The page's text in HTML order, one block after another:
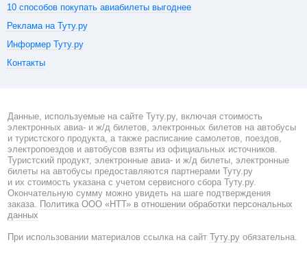
10 способов покупать авиабилеты выгоднее
Реклама на Туту.ру
Информер Туту.ру
Контакты
Данные, используемые на сайте Туту.ру, включая стоимость
электронных авиа- и ж/д билетов, электронных билетов на автобусы
и туристского продукта, а также расписание самолетов, поездов,
электропоездов и автобусов взяты из официальных источников.
Туристский продукт, электронные авиа- и ж/д билеты, электронные
билеты на автобусы предоставляются партнерами Туту.ру
и их стоимость указана с учетом сервисного сбора Туту.ру.
Окончательную сумму можно увидеть на шаге подтверждения
заказа. Политика ООО «НТТ» в отношении обработки персональных
данных
При использовании материалов ссылка на сайт Туту.ру обязательна.